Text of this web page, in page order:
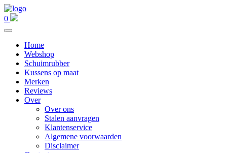
0
Home
Webshop
Schuimrubber
Kussens op maat
Merken
Reviews
Over
Over ons
Stalen aanvragen
Klantenservice
Algemene voorwaarden
Disclaimer